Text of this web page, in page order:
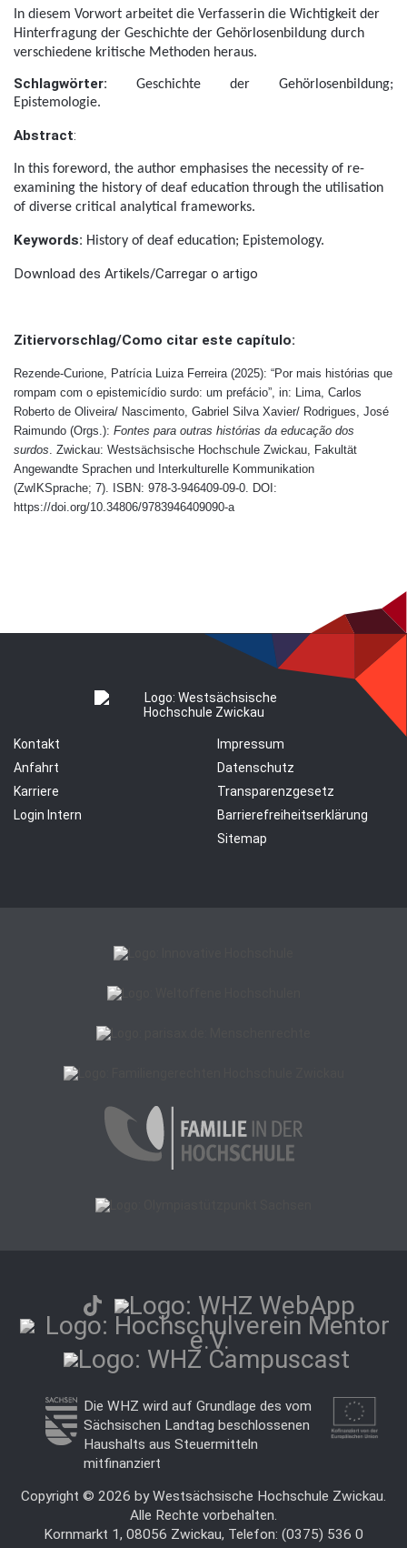
In diesem Vorwort arbeitet die Verfasserin die Wichtigkeit der
Hinterfragung der Geschichte der Gehörlosenbildung durch
verschiedene kritische Methoden heraus.
Schlagwörter:
Geschichte der Gehörlosenbildung;
Epistemologie.
Abstract:
In this foreword, the author emphasises the necessity of re-
examining the history of deaf education through the utilisation
of diverse critical analytical frameworks.
Keywords: History of deaf education; Epistemology.
Download des Artikels/Carregar o artigo
Zitiervorschlag/Como citar este capítulo:
Rezende-Curione, Patrícia Luiza Ferreira (2025): “Por mais histórias que
rompam com o epistemicídio surdo: um prefácio”, in: Lima, Carlos
Roberto de Oliveira/ Nascimento, Gabriel Silva Xavier/ Rodrigues, José
Raimundo (Orgs.): Fontes para outras histórias da educação dos
surdos. Zwickau: Westsächsische Hochschule Zwickau, Fakultät
Angewandte Sprachen und Interkulturelle Kommunikation
(ZwIKSprache; 7). ISBN: 978-3-946409-09-0. DOI:
https://doi.org/10.34806/9783946409090-a
Kontakt
Anfahrt
Karriere
Login Intern
Impressum
Datenschutz
Transparenzgesetz
Barrierefreiheitserklärung
Sitemap
Die WHZ wird auf Grundlage des vom
Sächsischen Landtag beschlossenen
Haushalts aus Steuermitteln
mitfinanziert
Copyright © 2026 by Westsächsische Hochschule Zwickau.
Alle Rechte vorbehalten.
Kornmarkt 1, 08056 Zwickau, Telefon: (0375) 536 0